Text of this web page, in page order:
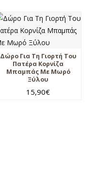
Δώρο Για Τη Γιορτή Του
Πατέρα Κορνίζα
Μπαμπάς Με Μωρό
Ξύλου
15,90€